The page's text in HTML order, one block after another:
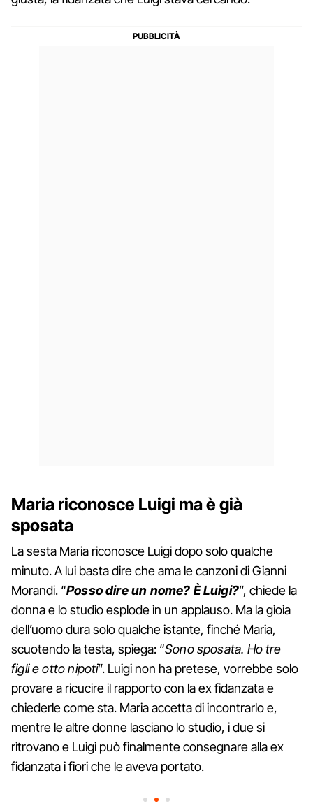
Maria riconosce Luigi ma è già
sposata
La sesta Maria riconosce Luigi dopo solo qualche
minuto. A lui basta dire che ama le canzoni di Gianni
Morandi. “Posso dire un nome? È Luigi?”, chiede la
donna e lo studio esplode in un applauso. Ma la gioia
dell’uomo dura solo qualche istante, finché Maria,
scuotendo la testa, spiega: “Sono sposata. Ho tre
figli e otto nipoti”. Luigi non ha pretese, vorrebbe solo
provare a ricucire il rapporto con la ex fidanzata e
chiederle come sta. Maria accetta di incontrarlo e,
mentre le altre donne lasciano lo studio, i due si
ritrovano e Luigi può finalmente consegnare alla ex
fidanzata i fiori che le aveva portato.